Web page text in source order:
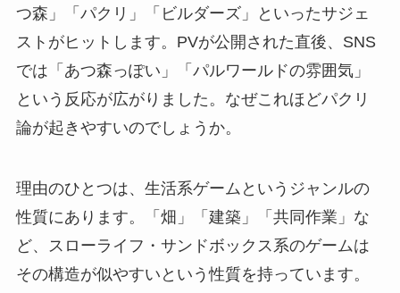
つ森」「パクリ」「ビルダーズ」といったサジェ
ストがヒットします。PVが公開された直後、SNS
では「あつ森っぽい」「パルワールドの雰囲気」
という反応が広がりました。なぜこれほどパクリ
論が起きやすいのでしょうか。
理由のひとつは、生活系ゲームというジャンルの
性質にあります。「畑」「建築」「共同作業」な
ど、スローライフ・サンドボックス系のゲームは
その構造が似やすいという性質を持っています。